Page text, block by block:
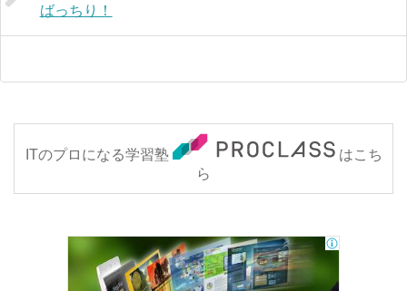
ばっちり！
ITのプロになる学習塾
はこち
ら